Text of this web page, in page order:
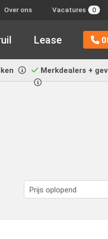
Over ons Vacatures 0
Lease
Merkdealers +